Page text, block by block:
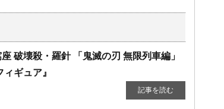
破壊殺・羅針 ​「鬼滅の刃 ​無限列車編」
ギュア』
記事を読む